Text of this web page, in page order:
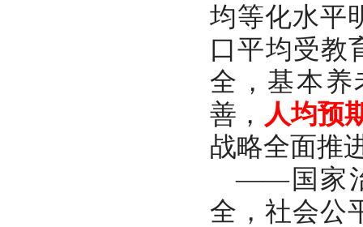
均等化水平
口平均受教
全，基本养
善， 人均预
战略全面推
——国家
全，社会公